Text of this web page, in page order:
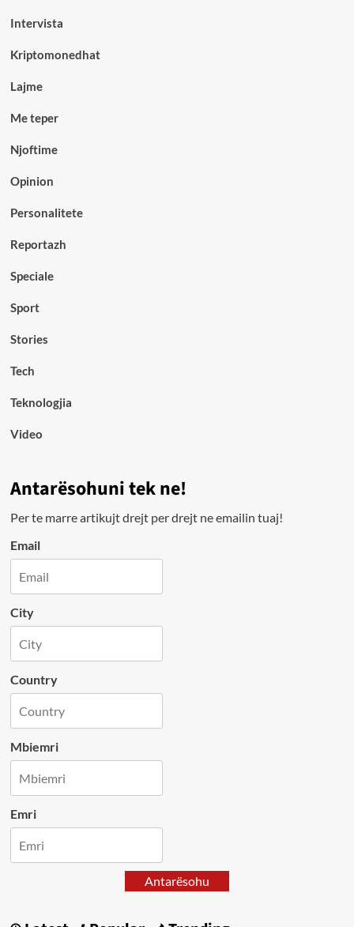
Intervista
Kriptomonedhat
Lajme
Me teper
Njoftime
Opinion
Personalitete
Reportazh
Speciale
Sport
Stories
Tech
Teknologjia
Video
Antarësohuni tek ne!
Per te marre artikujt drejt per drejt ne emailin tuaj!
Email
City
Country
Mbiemri
Emri
Antarësohu